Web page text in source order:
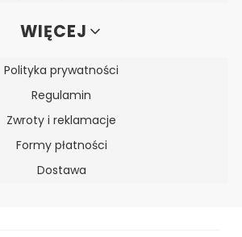
WIĘCEJ
Polityka prywatności
Regulamin
Zwroty i reklamacje
Formy płatności
Dostawa